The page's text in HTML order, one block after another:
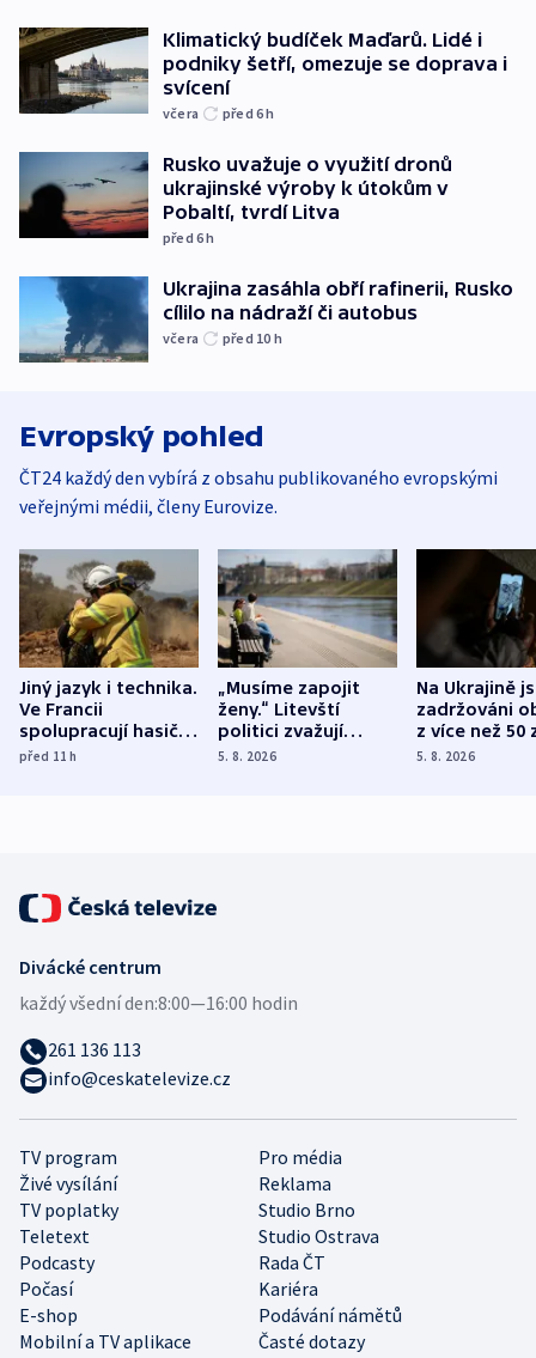
Klimatický budíček Maďarů. Lidé i
podniky šetří, omezuje se doprava i
svícení
včera před 6h
Rusko uvažuje o využití dronů
ukrajinské výroby k útokům v
Pobaltí, tvrdí Litva
před 6h
Ukrajina zasáhla obří rafinerii, Rusko
cílilo na nádraží či autobus
včera před 10 h
Evropský pohled
ČT24 každý den vybírá z obsahu publikovaného evropskými
veřejnými médii, členy Eurovize.
Jiný jazyk i technika.
Ve Francii
spolupracují hasiči z
různých zemí
před 11h
„Musíme zapojit
ženy.“ Litevští
politici zvažují
dohodu o
5. 8. 2026
Na Ukrajině
zadržováni
z více než 50
Bojovali na
5. 8. 2026
TV program
Pro média
Živé vysílání
Reklama
TV poplatky
Studio Brno
Teletext
Studio Ostrava
Podcasty
Rada ČT
Počasí
Kariéra
E-shop
Podávání námětů
Mobilní a TV aplikace
Časté dotazy
Divácké centrum
každý všední den:8:00—16:00 hodin
261 136 113
info@ceskatelevize.cz